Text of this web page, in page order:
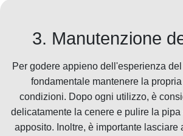
3. Manutenzione
Per godere appieno dell'esperienza
fondamentale mantenere la
condizioni. Dopo ogni utilizzo, è
delicatamente la cenere e pulire la
apposito. Inoltre, è importante lasciare